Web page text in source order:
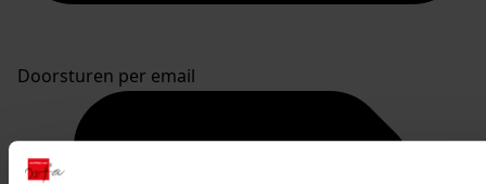
Doorsturen per email